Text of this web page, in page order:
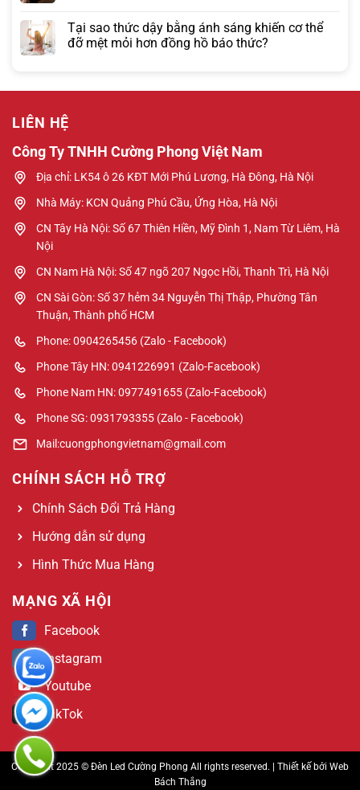
Tại sao thức dậy bằng ánh sáng khiến cơ thể
đỡ mệt mỏi hơn đồng hồ báo thức?
LIÊN HỆ
Công Ty TNHH Cường Phong Việt Nam
Địa chỉ: LK54 ô 26 KĐT Mới Phú Lương, Hà Đông, Hà Nội
Nhà Máy: KCN Quảng Phú Cầu, Ứng Hòa, Hà Nội
CN Tây Hà Nội: Số 67 Thiên Hiền, Mỹ Đình 1, Nam Từ Liêm, Hà
Nội
CN Nam Hà Nội: Số 47 ngõ 207 Ngọc Hồi, Thanh Trì, Hà Nội
CN Sài Gòn: Số 37 hẻm 34 Nguyễn Thị Thập, Phường Tân
Thuận, Thành phố HCM
Phone: 0904265456 (Zalo - Facebook)
Phone Tây HN: 0941226991 (Zalo-Facebook)
Phone Nam HN: 0977491655 (Zalo-Facebook)
Phone SG: 0931793355 (Zalo - Facebook)
Mail:cuongphongvietnam@gmail.com
CHÍNH SÁCH HỖ TRỢ
Chính Sách Đổi Trả Hàng
Hướng dẫn sử dụng
Hình Thức Mua Hàng
MẠNG XÃ HỘI
Facebook
Instagram
Youtube
TikTok
Copyright 2025 © Đèn Led Cường Phong All rights reserved. | Thiết kế bởi Web
Bách Thắng